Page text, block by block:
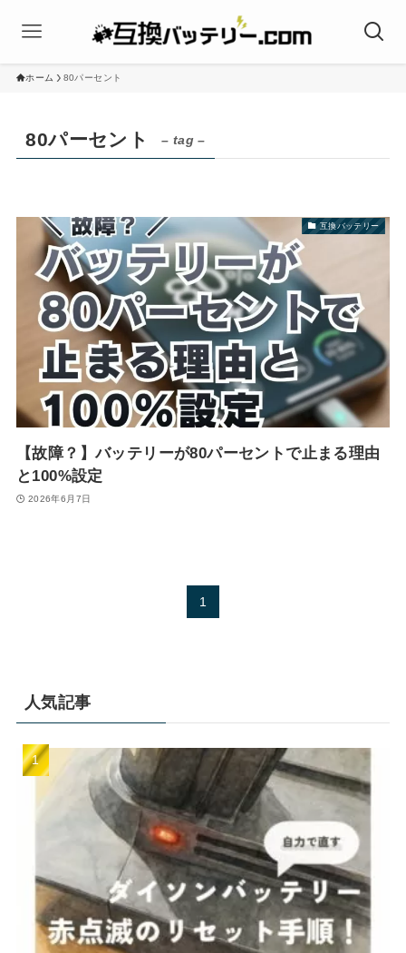
ホーム 80パーセント
80パーセント – tag –
互換バッテリー
【故障？】バッテリーが80パーセントで止まる理由
と100%設定
2026年6月7日
1
人気記事